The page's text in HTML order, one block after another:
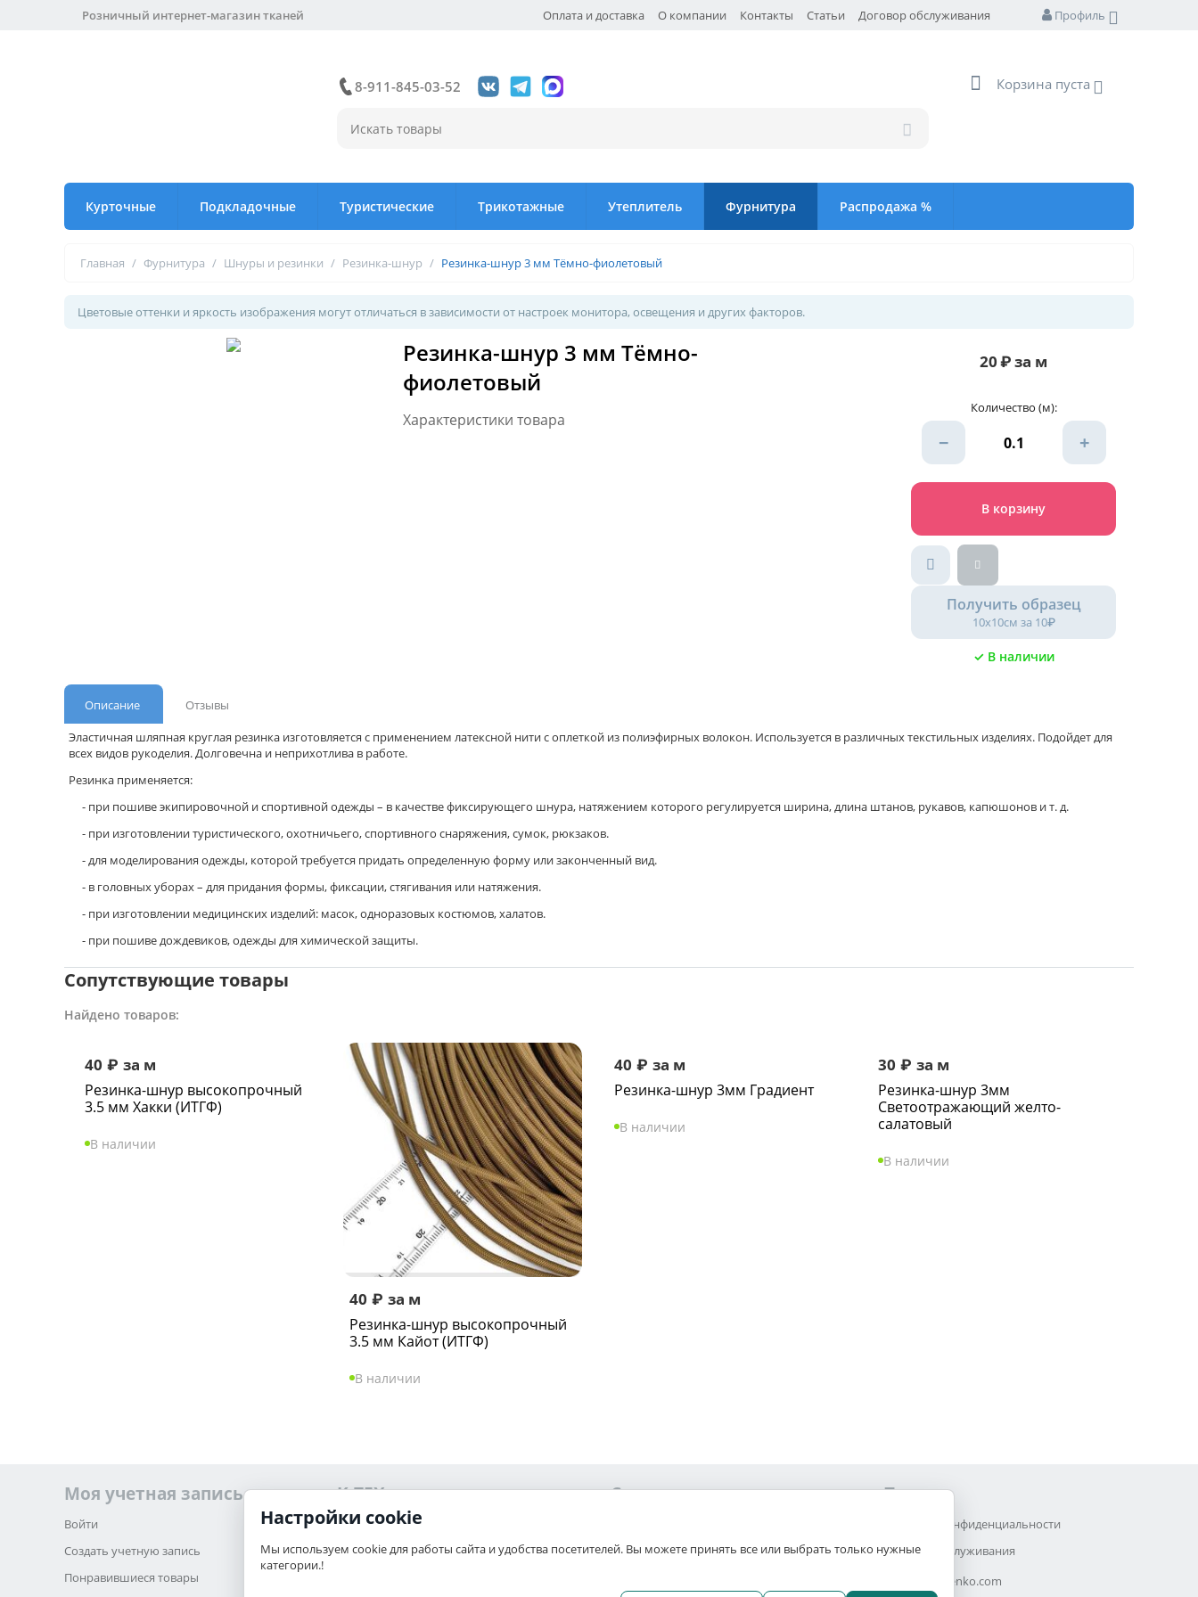
Профиль
Оплата и доставка О компании Контакты Статьи Договор обслуживания
Розничный интернет-магазин тканей
8-911-845-03-52 Корзина пуста
Курточные Подкладочные Туристические Трикотажные Утеплитель Фурнитура Распродажа %
Главная / Фурнитура / Шнуры и резинки / Резинка-шнур / Резинка-шнур 3 мм Тёмно-фиолетовый
Цветовые оттенки и яркость изображения могут отличаться в зависимости от настроек монитора, освещения и других факторов.
Резинка-шнур 3 мм Тёмно-
фиолетовый
Характеристики товара
20₽за м
Количество (м):
− +
В корзину
Получить образец
10х10см за 10₽
✓ В наличии
Описание
Отзывы
Эластичная шляпная круглая резинка изготовляется с применением латексной нити с оплеткой из полиэфирных волокон. Используется в различных текстильных изделиях. Подойдет для
всех видов рукоделия. Долговечна и неприхотлива в работе.
Резинка применяется:
- при пошиве экипировочной и спортивной одежды – в качестве фиксирующего шнура, натяжением которого регулируется ширина, длина штанов, рукавов, капюшонов и т. д.
- при изготовлении туристического, охотничьего, спортивного снаряжения, сумок, рюкзаков.
- для моделирования одежды, которой требуется придать определенную форму или законченный вид.
- в головных уборах – для придания формы, фиксации, стягивания или натяжения.
- при изготовлении медицинских изделий: масок, одноразовых костюмов, халатов.
- при пошиве дождевиков, одежды для химической защиты.
Сопутствующие товары
Найдено товаров:
40 ₽ за м
Резинка-шнур высокопрочный
3.5 мм Хакки (ИТГФ)
В наличии
40 ₽ за м
Резинка-шнур высокопрочный
3.5 мм Кайот (ИТГФ)
В наличии
40 ₽ за м
Резинка-шнур 3мм Градиент
В наличии
30 ₽ за м
Резинка-шнур 3мм
Светоотражающий желто-
салатовый
В наличии
Моя учетная запись
Войти
Создать учетную запись
Понравившиеся товары
K-TEX
О нас
Обратная связь
Сервис
Отложенные
Прочее
Политика конфиденциальности
Договор обслуживания
Efimchenko.com
Настройки cookie
Мы используем cookie для работы сайта и удобства посетителей. Вы можете принять все или выбрать только нужные
категории.!